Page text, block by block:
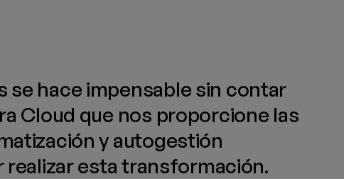
se hace impensable sin contar
Cloud que nos proporcione las
y autogestión
realizar esta transformación.